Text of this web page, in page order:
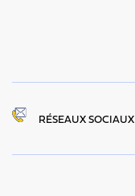
RÉSEAUX SOCIAUX